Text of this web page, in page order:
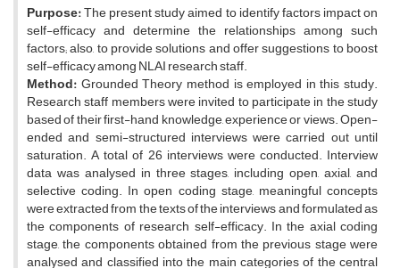
Purpose:The present study aimed to identify factors impact on
self-efficacy and determine the relationships among such
factors; also, to provide solutions and offer suggestions to boost
self-efficacy among NLAI research staff.
Method:Grounded Theory method is employed in this study.
Research staff members were invited to participate in the study
based of their first-hand knowledge, experience or views. Open-
ended and semi-structured interviews were carried out until
saturation. A total of 26 interviews were conducted. Interview
data was analysed in three stages, including open, axial, and
selective coding. In open coding stage, meaningful concepts
were extracted from the texts of the interviews and formulated as
the components of research self-efficacy. In the axial coding
stage, the components obtained from the previous stage were
analysed and classified into the main categories of the central